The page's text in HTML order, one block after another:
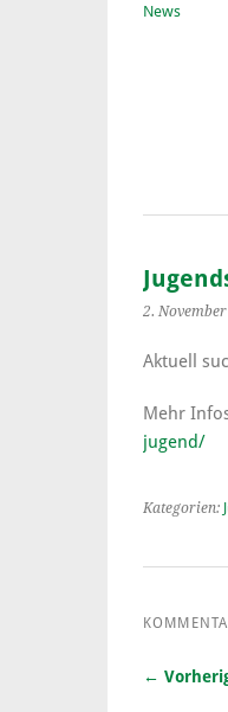
News
2.
Aktuell
Mehr
jugend/
Kategorien:
←